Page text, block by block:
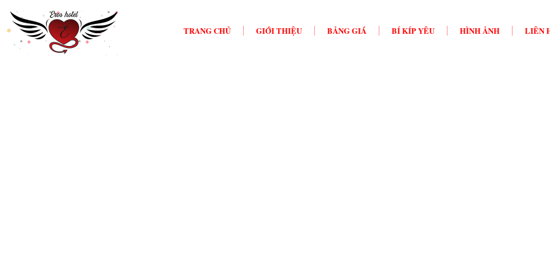
TRANG CHỦ GIỚI THIỆU BẢNG GIÁ BÍ KÍP YÊU HÌNH ẢNH LIÊN